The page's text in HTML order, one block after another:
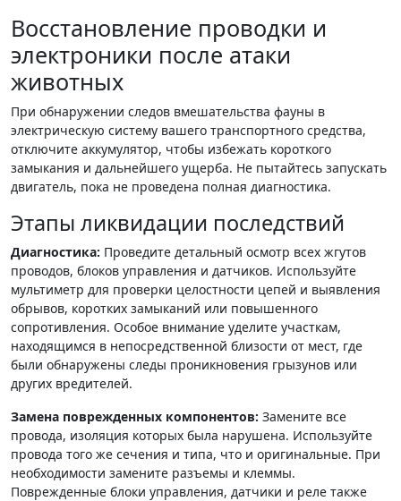
Восстановление проводки и
электроники после атаки
животных
При обнаружении следов вмешательства фауны в
электрическую систему вашего транспортного средства,
отключите аккумулятор, чтобы избежать короткого
замыкания и дальнейшего ущерба. Не пытайтесь запускать
двигатель, пока не проведена полная диагностика.
Этапы ликвидации последствий
Диагностика: Проведите детальный осмотр всех жгутов
проводов, блоков управления и датчиков. Используйте
мультиметр для проверки целостности цепей и выявления
обрывов, коротких замыканий или повышенного
сопротивления. Особое внимание уделите участкам,
находящимся в непосредственной близости от мест, где
были обнаружены следы проникновения грызунов или
других вредителей.
Замена поврежденных компонентов: Замените все
провода, изоляция которых была нарушена. Используйте
провода того же сечения и типа, что и оригинальные. При
необходимости замените разъемы и клеммы.
Поврежденные блоки управления, датчики и реле также